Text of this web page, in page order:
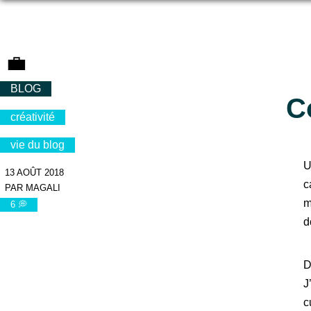
💼
BLOG
créativité
vie du blog
13 AOÛT 2018
PAR MAGALI
6 💭